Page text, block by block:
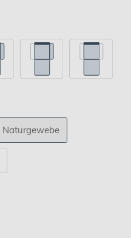
Naturgewebe